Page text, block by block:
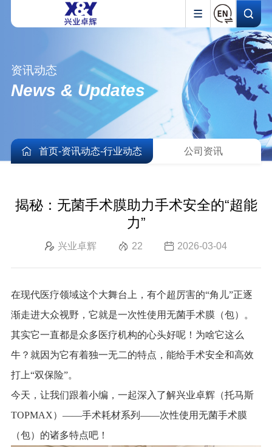
资讯动态
News & Updates
首页-资讯动态-行业动态 公司资讯
揭秘：无菌手术膜助力手术安全的“超能
力”
兴业卓辉 22 2026-03-04
在现代医疗领域这个大舞台上，有个超厉害的“角儿”正逐
渐走进大众视野，它就是一次性使用无菌手术膜（包）。
其实它一直都是众多医疗机构的心头好呢！为啥它这么
牛？就因为它有着独一无二的特点，能给手术安全和高效
打上“双保险”。
今天，让我们跟着小编，一起深入了解兴业卓辉（托马斯
TOPMAX）——手术耗材系列——次性使用无菌手术膜
（包）的诸多特点吧！